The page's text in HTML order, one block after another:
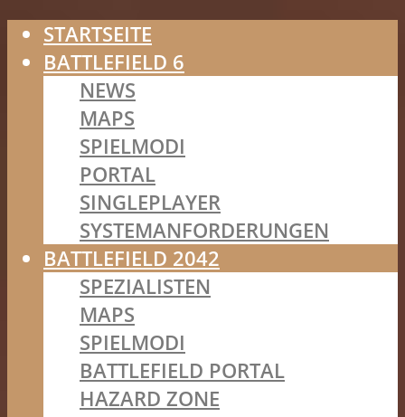
STARTSEITE
BATTLEFIELD 6
NEWS
MAPS
SPIELMODI
PORTAL
SINGLEPLAYER
SYSTEMANFORDERUNGEN
BATTLEFIELD 2042
SPEZIALISTEN
MAPS
SPIELMODI
BATTLEFIELD PORTAL
HAZARD ZONE